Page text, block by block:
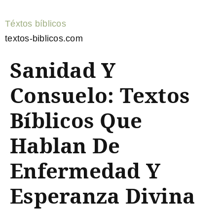
Téxtos bíblicos
textos-biblicos.com
Sanidad Y
Consuelo: Textos
Bíblicos Que
Hablan De
Enfermedad Y
Esperanza Divina